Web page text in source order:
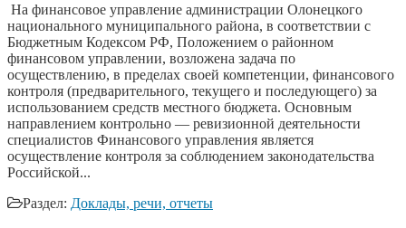
На финансовое управление администрации Олонецкого
национального муниципального района, в соответствии с
Бюджетным Кодексом РФ, Положением о районном
финансовом управлении, возложена задача по
осуществлению, в пределах своей компетенции, финансового
контроля (предварительного, текущего и последующего) за
использованием средств местного бюджета. Основным
направлением контрольно — ревизионной деятельности
специалистов Финансового управления является
осуществление контроля за соблюдением законодательства
Российской...
Раздел: Доклады, речи, отчеты